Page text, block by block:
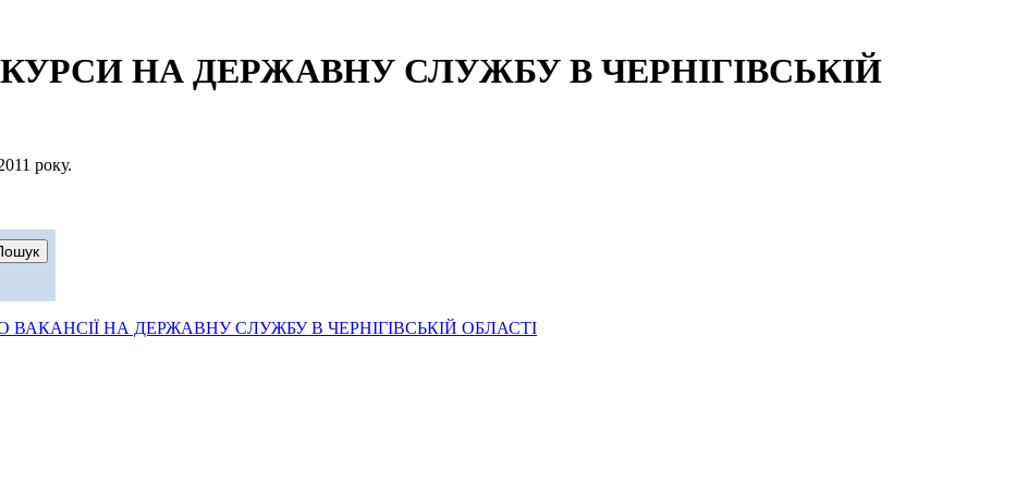
НА ДЕРЖАВНУ СЛУЖБУ В ЧЕРНІГІВСЬКІЙ
року.
НА ДЕРЖАВНУ СЛУЖБУ В ЧЕРНІГІВСЬКІЙ ОБЛАСТІ